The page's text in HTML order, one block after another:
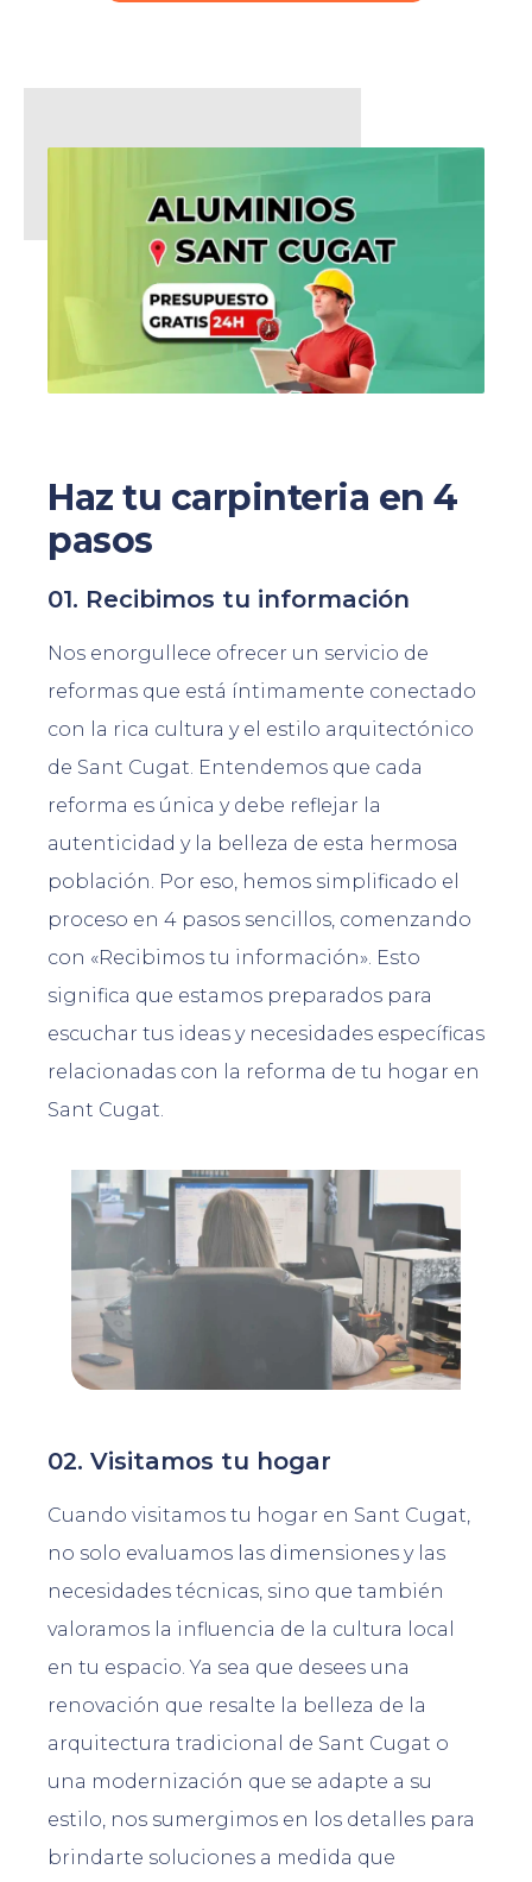
Haz tu carpinteria en 4
pasos
01. Recibimos tu información
Nos enorgullece ofrecer un servicio de
reformas que está íntimamente conectado
con la rica cultura y el estilo arquitectónico
de Sant Cugat. Entendemos que cada
reforma es única y debe reflejar la
autenticidad y la belleza de esta hermosa
población. Por eso, hemos simplificado el
proceso en 4 pasos sencillos, comenzando
con «Recibimos tu información». Esto
significa que estamos preparados para
escuchar tus ideas y necesidades específicas
relacionadas con la reforma de tu hogar en
Sant Cugat.
02. Visitamos tu hogar
Cuando visitamos tu hogar en Sant Cugat,
no solo evaluamos las dimensiones y las
necesidades técnicas, sino que también
valoramos la influencia de la cultura local
en tu espacio. Ya sea que desees una
renovación que resalte la belleza de la
arquitectura tradicional de Sant Cugat o
una modernización que se adapte a su
estilo, nos sumergimos en los detalles para
brindarte soluciones a medida que